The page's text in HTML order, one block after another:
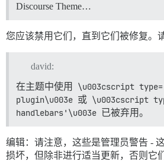
Discourse Theme…
您应该禁用它们，直到它们被修复。
david:
在主题中使用
\u003cscript
plugin\u003e 或 \u003cscript
handlebars'\u003e 已被弃用。
编辑：请注意，这些是管理员警告 -
损坏，但除非进行适当更新，否则它